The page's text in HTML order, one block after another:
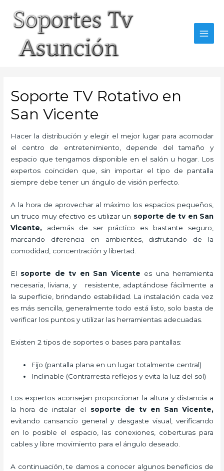
content
Soporte TV Rotativo en
San Vicente
Hacer la distribución y elegir el mejor lugar para acomodar
el centro de entretenimiento, depende del tamaño y
espacio que tengamos disponible en el salón u hogar. Los
expertos coinciden que, sin importar el tipo de pantalla
siempre debe tener un ángulo de visión perfecto.
A la hora de aprovechar al máximo los espacios pequeños,
un truco muy efectivo es utilizar un soporte de tv en San
Vicente, además de ser práctico es bastante seguro,
marcando diferencia en ambientes, disfrutando de la
comodidad, concentración y libertad.
El soporte de tv en San Vicente es una herramienta
necesaria, liviana, y resistente, adaptándose fácilmente a
la superficie, brindando estabilidad. La instalación cada vez
es más sencilla, generalmente todo está listo, solo basta de
verificar los puntos y utilizar las herramientas adecuadas.
Existen 2 tipos de soportes o bases para pantallas:
Fijo (pantalla plana en un lugar totalmente central)
Inclinable (Contrarresta reflejos y evita la luz del sol)
Los expertos aconsejan proporcionar la altura y distancia a
la hora de instalar el soporte de tv en San Vicente,
evitando cansancio general y desgaste visual, verificando
en lo posible el espacio, las conexiones, coberturas para
cables y libre movimiento para el ángulo deseado.
A continuación, te damos a conocer algunos beneficios de